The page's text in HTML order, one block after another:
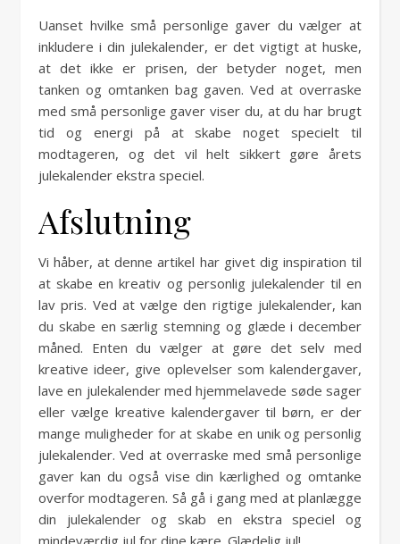
Uanset hvilke små personlige gaver du vælger at
inkludere i din julekalender, er det vigtigt at huske,
at det ikke er prisen, der betyder noget, men
tanken og omtanken bag gaven. Ved at overraske
med små personlige gaver viser du, at du har brugt
tid og energi på at skabe noget specielt til
modtageren, og det vil helt sikkert gøre årets
julekalender ekstra speciel.
Afslutning
Vi håber, at denne artikel har givet dig inspiration til
at skabe en kreativ og personlig julekalender til en
lav pris. Ved at vælge den rigtige julekalender, kan
du skabe en særlig stemning og glæde i december
måned. Enten du vælger at gøre det selv med
kreative ideer, give oplevelser som kalendergaver,
lave en julekalender med hjemmelavede søde sager
eller vælge kreative kalendergaver til børn, er der
mange muligheder for at skabe en unik og personlig
julekalender. Ved at overraske med små personlige
gaver kan du også vise din kærlighed og omtanke
overfor modtageren. Så gå i gang med at planlægge
din julekalender og skab en ekstra speciel og
mindeværdig jul for dine kære. Glædelig jul!